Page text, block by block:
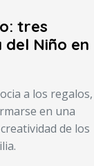
tres
Niño en
a los regalos,
en una
de los